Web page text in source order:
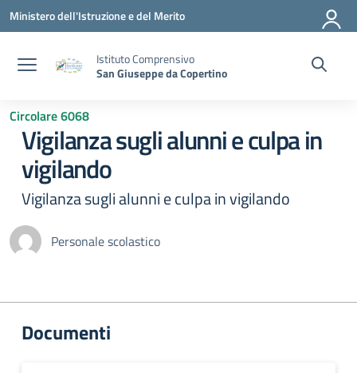
Vai ai contenuti
Vai al menu di navigazione
Vai al footer
Ministero dell'Istruzione e del Merito
Istituto Comprensivo
San Giuseppe da Copertino
Circolare 6068
Vigilanza sugli alunni e culpa in
vigilando
Vigilanza sugli alunni e culpa in vigilando
Personale scolastico
Documenti